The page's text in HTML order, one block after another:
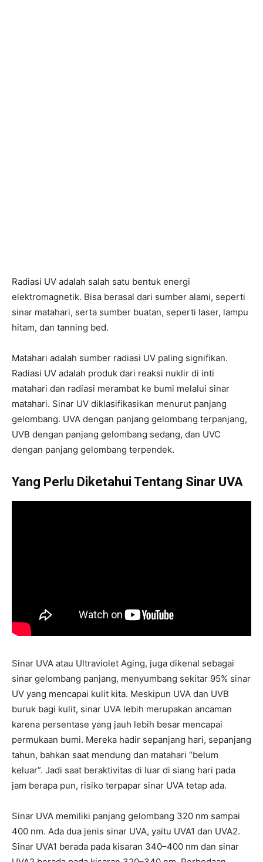
Radiasi UV adalah salah satu bentuk energi
elektromagnetik. Bisa berasal dari sumber alami, seperti
sinar matahari, serta sumber buatan, seperti laser, lampu
hitam, dan tanning bed.
Matahari adalah sumber radiasi UV paling signifikan.
Radiasi UV adalah produk dari reaksi nuklir di inti
matahari dan radiasi merambat ke bumi melalui sinar
matahari. Sinar UV diklasifikasikan menurut panjang
gelombang. UVA dengan panjang gelombang terpanjang,
UVB dengan panjang gelombang sedang, dan UVC
dengan panjang gelombang terpendek.
Yang Perlu Diketahui Tentang Sinar UVA
Sinar UVA atau Ultraviolet Aging, juga dikenal sebagai
sinar gelombang panjang, menyumbang sekitar 95% sinar
UV yang mencapai kulit kita. Meskipun UVA dan UVB
buruk bagi kulit, sinar UVA lebih merupakan ancaman
karena persentase yang jauh lebih besar mencapai
permukaan bumi. Mereka hadir sepanjang hari, sepanjang
tahun, bahkan saat mendung dan matahari “belum
keluar”. Jadi saat beraktivitas di luar di siang hari pada
jam berapa pun, risiko terpapar sinar UVA tetap ada.
Sinar UVA memiliki panjang gelombang 320 nm sampai
400 nm. Ada dua jenis sinar UVA, yaitu UVA1 dan UVA2.
Sinar UVA1 berada pada kisaran 340–400 nm dan sinar